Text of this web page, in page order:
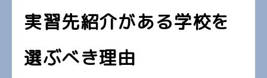
実習先紹介がある学校を
選ぶべき理由